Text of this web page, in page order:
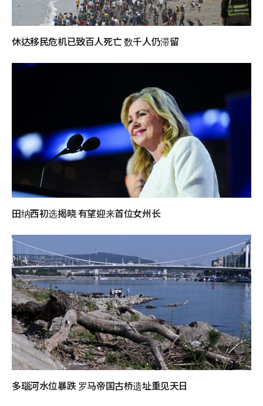
休达移民危机已致百人死亡 数千人仍滞留
田纳西初选揭晓 有望迎来首位女州长
多瑙河水位暴跌 罗马帝国古桥遗址重见天日